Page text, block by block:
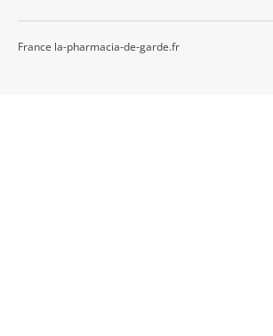
France la-pharmacia-de-garde.fr